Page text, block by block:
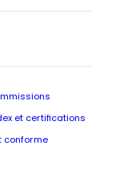
et certifications
conforme